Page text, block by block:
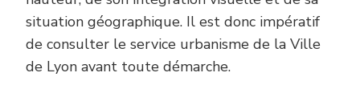
situation géographique. Il est donc impératif
de consulter le service urbanisme de la Ville
de Lyon avant toute démarche.